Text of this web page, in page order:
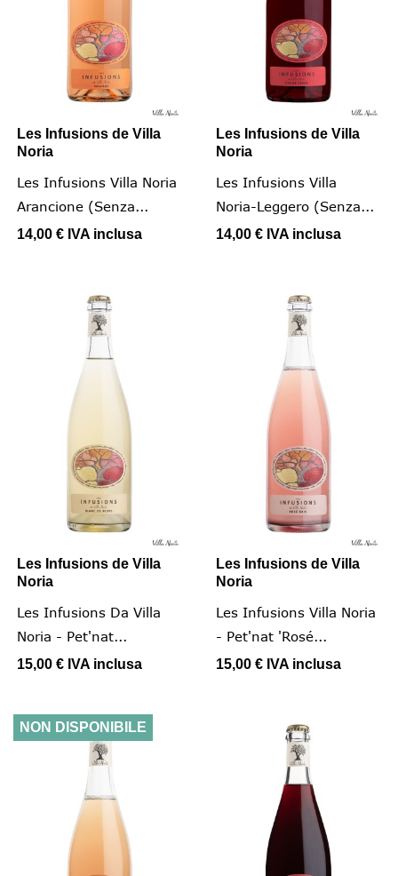
Les Infusions de Villa
Noria
Les Infusions Villa Noria
Arancione (senza...
14,00 € IVA inclusa
Les Infusions de Villa
Noria
Les Infusions Villa
Noria-Leggero (senza...
14,00 € IVA inclusa
Les Infusions de Villa
Noria
Les Infusions Da Villa
Noria - Pet'nat...
15,00 € IVA inclusa
Les Infusions de Villa
Noria
Les Infusions Villa Noria
- Pet'nat 'Rosé...
15,00 € IVA inclusa
NON DISPONIBILE